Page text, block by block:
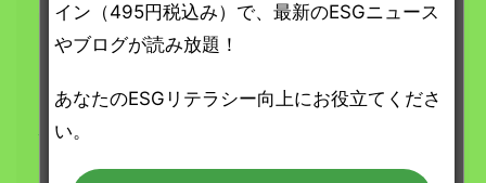
4つの特典が受けられる「ThinkESG プレミア
ム会員（1ヶ月定期購読）」の詳細については
こちらをご覧ください
「ThinkESG プレミアム会員（1ヶ月定期購
イン（495円税込み）で、最新のESGニュース
やブログが読み放題！
あなたのESGリテラシー向上にお役立てくださ
い。